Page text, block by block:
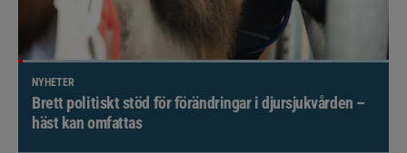
NYHETER
Brett politiskt stöd för förändringar i djursjukvården –
häst kan omfattas